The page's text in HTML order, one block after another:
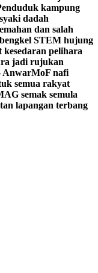
kampung
dadah
dan salah
STEM hujung
kesedaran pelihara
jadi rujukan
AnwarMoF nafi
semua rakyat
semak semula
lapangan terbang